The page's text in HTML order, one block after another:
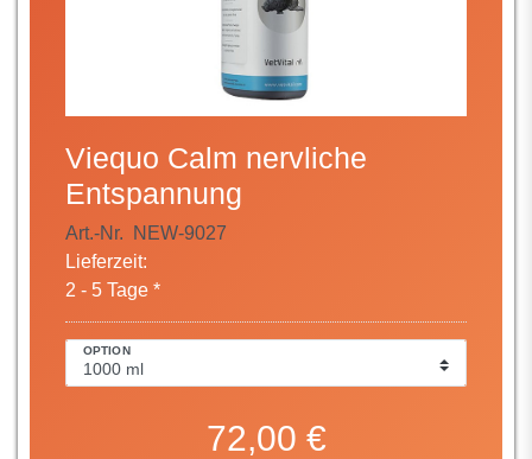
Viequo Calm nervliche
Entspannung
Art.-Nr.
NEW-9027
Lieferzeit:
2 - 5 Tage *
OPTION
72,00 €